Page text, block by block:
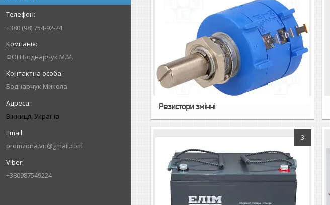
+380 (98) 754-92-24
ФОП Боднарчук М.М.
Боднарчук Микола
Вінниця, Україна
promzona.vn@gmail.com
+380987549224
Резистори змінні
3